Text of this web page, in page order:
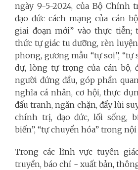
ngày 9-5-2024, của Bộ Chính
đạo đức cách mạng của cán
giai đoạn mới” vào thực tiễn;
thức tự giác tu dưỡng, rèn
phong, gương mẫu “tự soi”, “tự
dự, lòng tự trọng của cán bộ,
người đứng đầu, góp phần
nghĩa cá nhân, cơ hội, thực
đấu tranh, ngăn chặn, đẩy lùi
chính trị, đạo đức, lối sống,
biến”, “tự chuyển hóa” trong nội
Trong các lĩnh vực tuyên
truyền, báo chí - xuất bản,